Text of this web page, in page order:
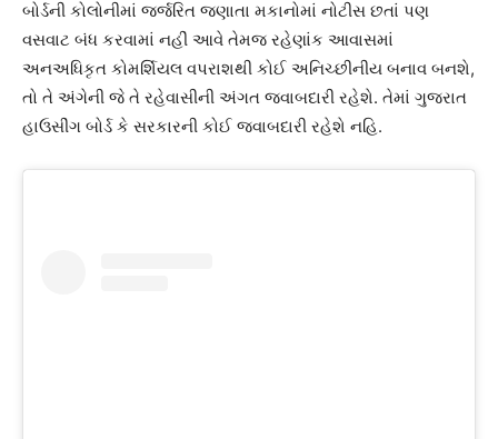
બોર્ડની કોલોનીમાં જર્જરિત જણાતા મકાનોમાં નોટીસ છતાં પણ
વસવાટ બંધ કરવામાં નહીં આવે તેમજ રહેણાંક આવાસમાં
અનઅધિકૃત કોમર્શિયલ વપરાશથી કોઈ અનિચ્છીનીય બનાવ બનશે,
તો તે અંગેની જે તે રહેવાસીની અંગત જવાબદારી રહેશે. તેમાં ગુજરાત
હાઉસીંગ બોર્ડ કે સરકારની કોઈ જવાબદારી રહેશે નહિ.